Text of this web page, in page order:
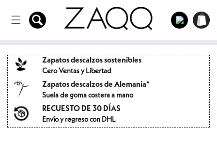
al contenido
Acceso de la
Zapatos descalzos sostenibles
Cero Ventas y Libertad
Zapatos descalzos de Alemania*
Suela de goma costera a mano
RECUESTO DE 30 DÍAS
Envío y regreso con DHL